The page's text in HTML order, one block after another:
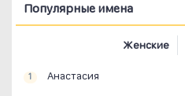
Популярные имена
Женские
1 Анастасия